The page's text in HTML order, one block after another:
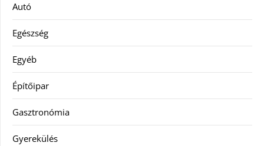
Autó
Egészség
Egyéb
Építőipar
Gasztronómia
Gyerekülés